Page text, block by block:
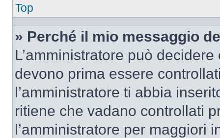
Top
» Perché il mio messaggio
L’amministratore può
devono prima essere
l’amministratore ti abbia
ritiene che vadano controllati
l’amministratore per maggiori